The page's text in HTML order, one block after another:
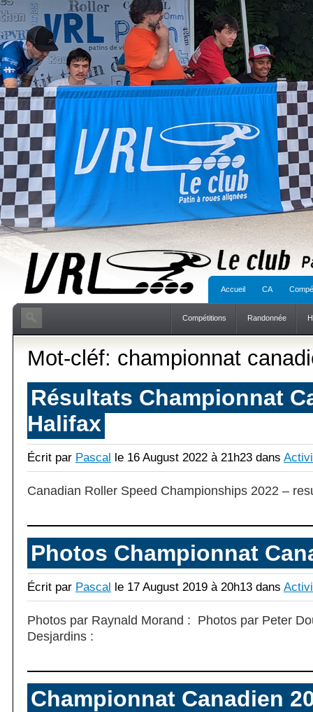
Accueil CA
Compétitions Randonnée
Mot-cléf: championnat
Résultats Championnat
Halifax
Écrit par Pascal le 16 August 2022 à 21h23 dans
Canadian Roller Speed Championships 2022 –
Photos Championnat
Écrit par Pascal le 17 August 2019 à 20h13 dans
Photos par Raynald Morand : Photos par
Desjardins :
Championnat Canadien